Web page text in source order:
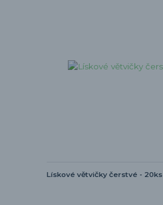
Lískové větvičky čerstvé - 20ks